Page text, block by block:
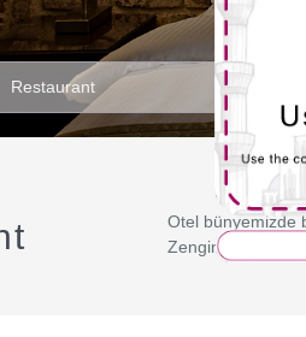
Restaurant
Otel bünyemizde
Zengin çeşitli